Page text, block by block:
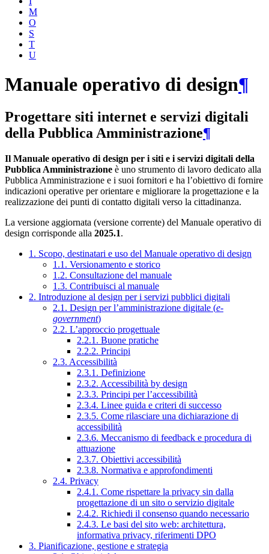
M
O
S
T
U
Manuale operativo di design¶
Progettare siti internet e servizi digitali
della Pubblica Amministrazione¶
Il Manuale operativo di design per i siti e i servizi digitali della
Pubblica Amministrazione è uno strumento di lavoro dedicato alla
Pubblica Amministrazione e i suoi fornitori e ha l’obiettivo di fornire
indicazioni operative per orientare e migliorare la progettazione e la
realizzazione dei punti di contatto digitali verso la cittadinanza.
La versione aggiornata (versione corrente) del Manuale operativo di
design corrisponde alla 2025.1.
1. Scopo, destinatari e uso del Manuale operativo di design
1.1. Versionamento e storico
1.2. Consultazione del manuale
1.3. Contribuisci al manuale
2. Introduzione al design per i servizi pubblici digitali
2.1. Design per l’amministrazione digitale (e-
government)
2.2. L’approccio progettuale
2.2.1. Buone pratiche
2.2.2. Principi
2.3. Accessibilità
2.3.1. Definizione
2.3.2. Accessibilità by design
2.3.3. Principi per l’accessibilità
2.3.4. Linee guida e criteri di successo
2.3.5. Come rilasciare una dichiarazione di
accessibilità
2.3.6. Meccanismo di feedback e procedura di
attuazione
2.3.7. Obiettivi accessibilità
2.3.8. Normativa e approfondimenti
2.4. Privacy
2.4.1. Come rispettare la privacy sin dalla
progettazione di un sito o servizio digitale
2.4.2. Richiedi il consenso quando necessario
2.4.3. Le basi del sito web: architettura,
informativa privacy, riferimenti DPO
3. Pianificazione, gestione e strategia